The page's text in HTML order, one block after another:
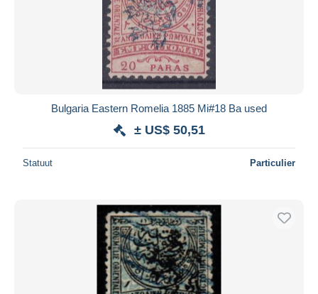
Bulgaria Eastern Romelia 1885 Mi#18 Ba used
± US$ 50,51
Statuut Particulier